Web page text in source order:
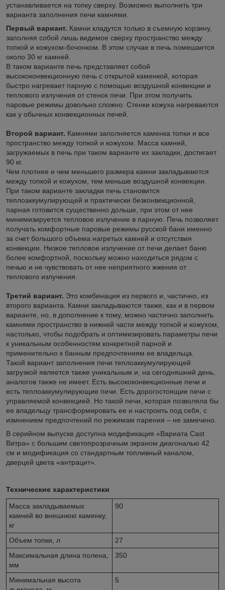
устанавливается на топку сверху. Возможно выполнить три
варианта заполнения печи камнями.
Первый вариант. Камни кладутся только в съемную корзину,
заполняя собой лишь видимое сверху пространство между
топкой и кожухом-бочонком. В этом случае в печь помешается
около 30 кг камней.
В таком варианте печь представляет собой
высококонвекционную печь с открытой каменкой, которая
быстро нагревает парную с помощью воздушной конвекции и
теплового излучения от стенок печи. При этом получить
паровые режимы довольно сложно. Стенки кожуха нагреваются
как у обычных конвекционных печей.
Второй вариант. Камнями заполняется каменка топки и все
пространство между топкой и кожухом. Масса камней,
загружаемых в печь при таком варианте их закладки, достигает
90 кг.
Чем плотнее и чем меньшего размера камни закладываются
между топкой и кожухом, тем меньше воздушной конвекции.
При таком варианте закладки печь становится
теплоаккумулирующей и практически безконвекционной,
парная готовится существенно дольше, при этом от нее
минимизируется тепловое излучение в парную. Печь позволяет
получать комфортные паровые режимы русской бани именно
за счет большого объема нагретых камней и отсутствия
конвекции. Низкое тепловое излучение от печи делает баню
более комфортной, поскольку можно находиться рядом с
печью и не чувствовать от нее неприятного жжения от
теплового излучения.
Третий вариант. Это комбинация из первого и, частично, из
второго варианта. Камни закладываются также, как и в первом
варианте, но, в дополнение к тому, можно частично заполнить
камнями пространство в нижней части между топкой и кожухом,
настолько, чтобы подобрать и оптимизировать параметры печи
к уникальным особенностям конкретной парной и
применительно к банным предпочтениям ее владельца.
Такой вариант заполнения печи теплоаккумулирующей
загрузкой является также уникальным и, на сегодняшний день,
аналогов также не имеет. Есть высококонвекционные печи и
есть теплоаккумулирующие печи. Есть дорогостоящие печи с
управляемой конвекцией. Но такой печи, которая позволяла бы
ее владельцу трансформировать ее и настроить под себя, с
измнением предпочтений по режимам парения – не замечено.
В серийном выпуске доступна модификация «Вариата Cast
Витра» с большим светопрозрачным экраном диагональю 42
см и модификация со стандартным топливный каналом,
дверцей цвета «антрацит».
Технические характеристики
Масса закладываемых
камней во внешнюю каменку,
кг
90
Объем топки, л
27
Максимальная длина полена,
мм
350
Минимальная высота
5